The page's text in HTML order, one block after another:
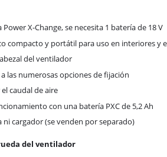
X-Change, se necesita 1 batería de 18 V
compacto y portátil para uso en interiores y
del ventilador
las numerosas opciones de fijación
caudal de aire
con una batería PXC de 5,2 Ah
ni cargador (se venden por separado)
del ventilador